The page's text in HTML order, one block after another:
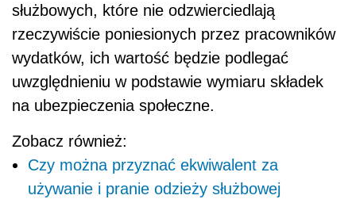
służbowych, które nie odzwierciedlają
rzeczywiście poniesionych przez pracowników
wydatków, ich wartość będzie podlegać
uwzględnieniu w podstawie wymiaru składek
na ubezpieczenia społeczne.
Zobacz również:
Czy można przyznać ekwiwalent za
używanie i pranie odzieży służbowej